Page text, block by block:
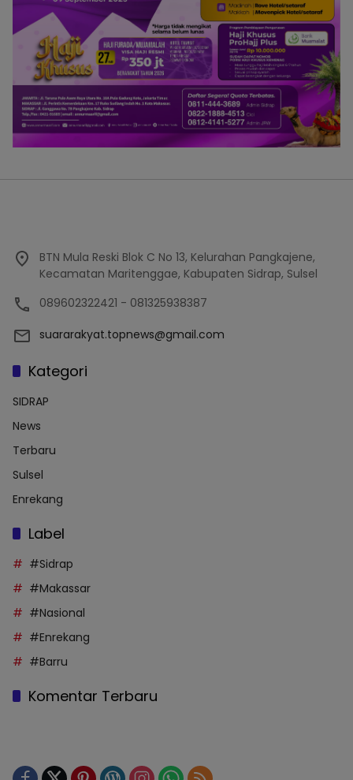
BTN Mula Reski Blok C No 13, Kelurahan Pangkajene,
Kecamatan Maritenggae, Kabupaten Sidrap, Sulsel
089602322421 - 081325938387
suararakyat.topnews@gmail.com
Kategori
SIDRAP
News
Terbaru
Sulsel
Enrekang
Label
#Sidrap
#Makassar
#Nasional
#Enrekang
#Barru
Komentar Terbaru